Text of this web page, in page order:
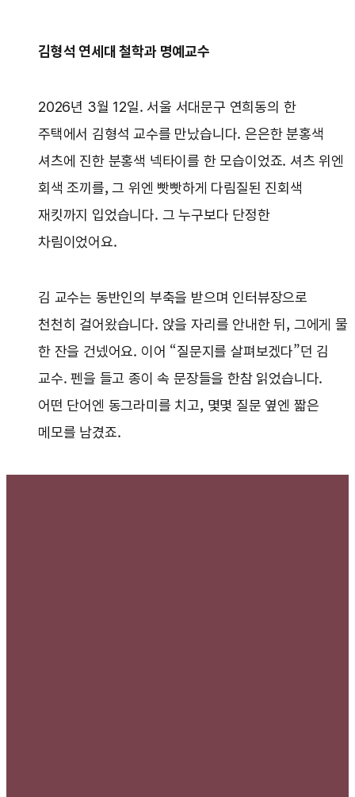
김형석 연세대 철학과 명예교수
2026년 3월 12일. 서울 서대문구 연희동의 한
주택에서 김형석 교수를 만났습니다. 은은한 분홍색
셔츠에 진한 분홍색 넥타이를 한 모습이었죠. 셔츠 위엔
회색 조끼를, 그 위엔 빳빳하게 다림질된 진회색
재킷까지 입었습니다. 그 누구보다 단정한
차림이었어요.
김 교수는 동반인의 부축을 받으며 인터뷰장으로
천천히 걸어왔습니다. 앉을 자리를 안내한 뒤, 그에게 물
한 잔을 건넸어요. 이어 “질문지를 살펴보겠다”던 김
교수. 펜을 들고 종이 속 문장들을 한참 읽었습니다.
어떤 단어엔 동그라미를 치고, 몇몇 질문 옆엔 짧은
메모를 남겼죠.